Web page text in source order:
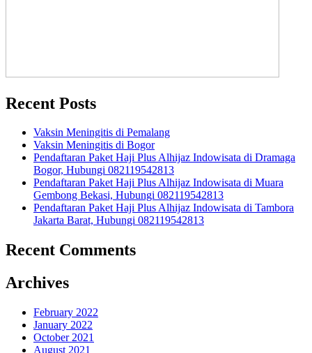
Recent Posts
Vaksin Meningitis di Pemalang
Vaksin Meningitis di Bogor
Pendaftaran Paket Haji Plus Alhijaz Indowisata di Dramaga
Bogor, Hubungi 082119542813
Pendaftaran Paket Haji Plus Alhijaz Indowisata di Muara
Gembong Bekasi, Hubungi 082119542813
Pendaftaran Paket Haji Plus Alhijaz Indowisata di Tambora
Jakarta Barat, Hubungi 082119542813
Recent Comments
Archives
February 2022
January 2022
October 2021
August 2021